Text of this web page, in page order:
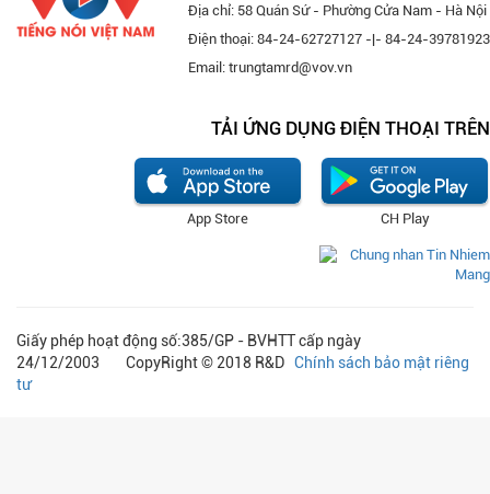
Địa chỉ: 58 Quán Sứ - Phường Cửa Nam - Hà Nội
Điện thoại: 84-24-62727127 -|- 84-24-39781923
Email: trungtamrd@vov.vn
TẢI ỨNG DỤNG ĐIỆN THOẠI TRÊN
CH Play
App Store
Giấy phép hoạt động số:385/GP - BVHTT cấp ngày
24/12/2003 CopyRight © 2018 R&D Chính sách bảo mật riêng
tư